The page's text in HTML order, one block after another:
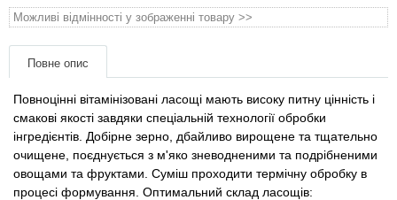
Можливі відмінності у зображенні товару >>
Повне опис
Повноцінні вітамінізовані ласощі мають високу питну цінність і
смакові якості завдяки спеціальній технології обробки
інгредієнтів. Добірне зерно, дбайливо вирощене та тщательно
очищене, поєднується з м'яко зневодненими та подрібненими
овощами та фруктами. Суміш проходити термічну обробку в
процесі формування. Оптимальний склад ласощів:
Товари для гризунів
Товари для коней
Товари для людей
Хозряд - господарчі товари оптом